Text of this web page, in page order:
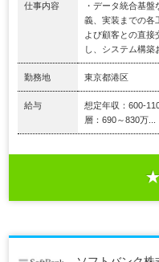
仕事内容
・データ統合基
義、実装までの各
よび顧客との直
し、システム構築
勤務地 東京都港区
給与
想定年収：600-
層：690～830万...